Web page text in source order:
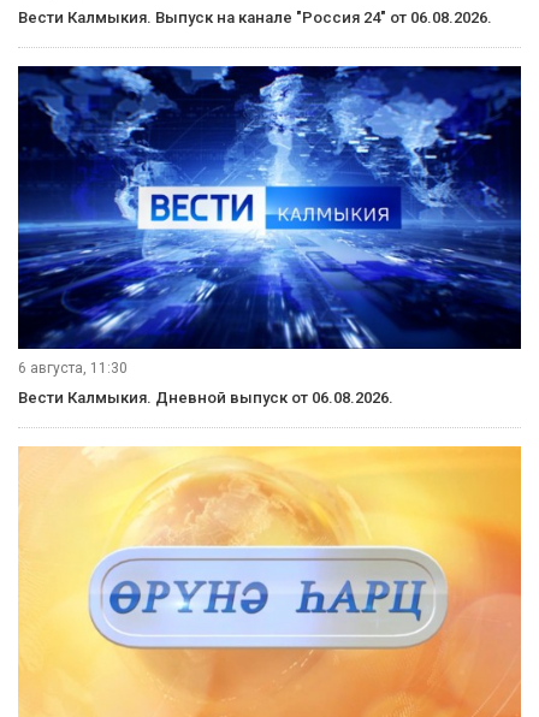
Вести Калмыкия. Выпуск на канале "Россия 24" от 06.08.2026.
6 августа, 11:30
Вести Калмыкия. Дневной выпуск от 06.08.2026.